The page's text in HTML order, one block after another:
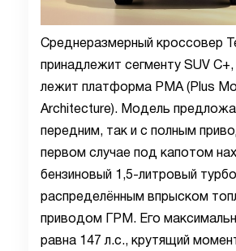
Среднеразмерный кроссовер
принадлежит сегменту SUV
лежит платформа PMA (Plus
Architecture). Модель
передним, так и с полным
первом случае под капотом
бензиновый 1,5-литровый
распределённым впрыском
приводом ГРМ. Его
равна 147 л.с., крутящий